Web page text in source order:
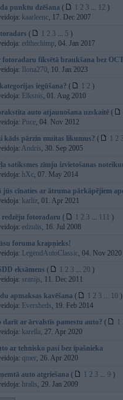
punktu dzēšana ( 1 2 3 ... 12 )
kaarleenc, 17. Dec 2007
( 1 2 3 ... 5 )
edthechimp, 04. Jan 2017
fotoradaru fiksētā braukšana bez
Ilona270, 10. Jan 2023
iegūšana? ( 1 2 )
Elksnis, 01. Aug 2010
auto atjaunošana uzskaitē (
Puce, 04. Nov 2012
kāds pārzin muitas likumus? ( 1 2
Andris, 30. Sep 2005
satiksmes zīmju izvietošanas
hXc, 07. May 2014
jūs cīnaties ar ātruma pārkāpējiem
karliz, 01. Apr 2021
redzēju fotoradaru ( 1 2 3 ... 111 )
edzulis, 16. Jul 2008
foruma krapņieks!
LegendAutoClassic, 04. Nov 2020
eksāmens ( 1 2 3 ... 20 )
sranijs, 11. Dec 2011
apmaksas kavēšana ( 1 2 3 ... 10 )
Eversheds, 19. Feb 2014
darīt ar ārvalstīs pamestu auto? ( 1
karella, 27. Apr 2020
ar tehnisko pasi bez īpašnieka
qmer, 26. Apr 2020
auto atgriešana ( 1 2 3 ... 9 )
hralis, 29. Jan 2009